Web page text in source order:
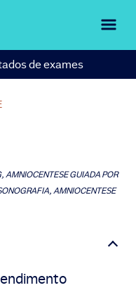
de exames
AMNIOCENTESE GUIADA POR
AMNIOCENTESE